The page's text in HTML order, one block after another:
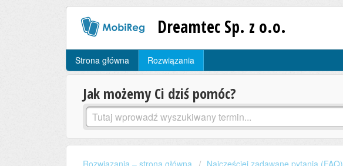
Dreamtec Sp. z o.o.
Strona główna Rozwiązania
Jak możemy Ci dziś pomóc?